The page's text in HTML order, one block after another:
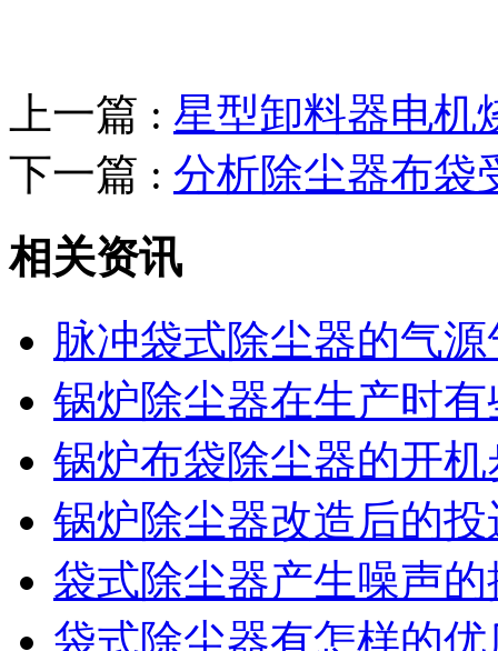
上一篇 : 星型卸料器电机
下一篇 : 分析除尘器布袋
相关资讯
脉冲袋式除尘器的气
锅炉除尘器在生产时
锅炉布袋除尘器的开机
锅炉除尘器改造后的
袋式除尘器产生噪声
袋式除尘器有怎样的